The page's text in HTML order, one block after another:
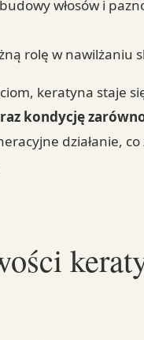
włosów i
rolę w nawilżaniu
keratyna staje
kondycję
działanie,